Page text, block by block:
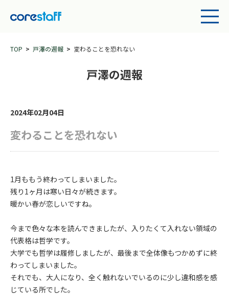
TOP 戸澤の週報 変わることを恐れない
戸澤の週報
2024年02月04日
変わることを恐れない
1月ももう終わってしまいました。
残り1ヶ月は寒い日々が続きます。
暖かい春が恋しいですね。
今まで色々な本を読んできましたが、入りたくて入れない領域の
代表格は哲学です。
大学でも哲学は履修しましたが、最後まで全体像もつかめずに終
わってしまいました。
それでも、大人になり、全く触れないでいるのに少し違和感を感
じている所でした。